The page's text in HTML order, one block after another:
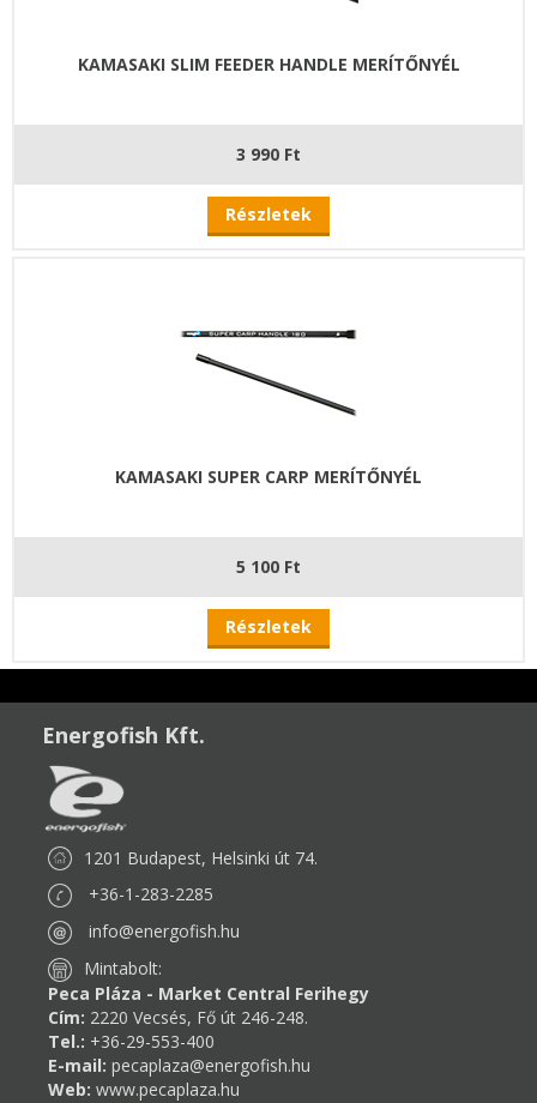
KAMASAKI SLIM FEEDER HANDLE MERÍTŐNYÉL
3 990 Ft
Részletek
KAMASAKI SUPER CARP MERÍTŐNYÉL
5 100 Ft
Részletek
Energofish Kft.
1201 Budapest, Helsinki út 74.
+36-1-283-2285
info@energofish.hu
Mintabolt:
Peca Pláza - Market Central Ferihegy
Cím: 2220 Vecsés, Fő út 246-248.
Tel.: +36-29-553-400
E-mail: pecaplaza@energofish.hu
Web: www.pecaplaza.hu